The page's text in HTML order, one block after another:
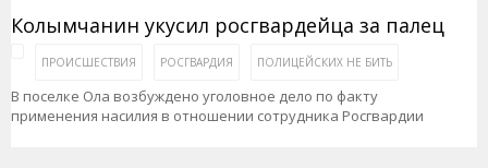
Колымчанин укусил росгвардейца за палец
ПРОИСШЕСТВИЯ РОСГВАРДИЯ ПОЛИЦЕЙСКИХ НЕ БИТЬ
В поселке Ола возбуждено уголовное дело по факту
применения насилия в отношении сотрудника Росгвардии